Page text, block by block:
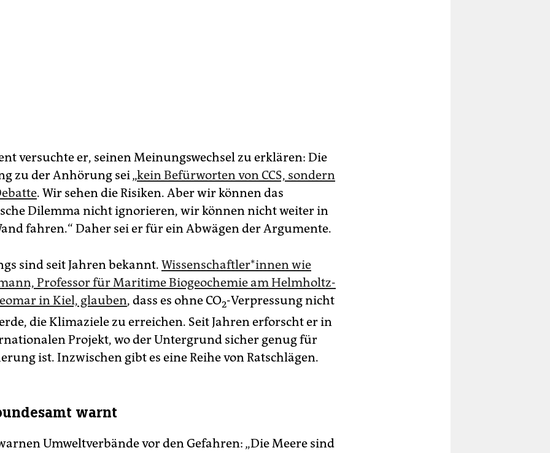
versuchte er, seinen Meinungswechsel zu erklären: Die
zu der Anhörung sei „kein Befürworten von CCS, sondern
. Wir sehen die Risiken. Aber wir können das
Dilemma nicht ignorieren, wir können nicht weiter in
fahren.“ Daher sei er für ein Abwägen der Argumente.
sind seit Jahren bekannt. Wis­sen­schaft­le­r*in­nen wie
Professor für Maritime Biogeochemie am Helmholtz-
in Kiel, glauben, dass es ohne CO2-Verpressung nicht
die Klimaziele zu erreichen. Seit Jahren erforscht er in
Projekt, wo der Untergrund sicher genug für
ist. Inzwischen gibt es eine Reihe von Ratschlägen.
warnt
Umweltverbände vor den Gefahren: „Die Meere sind